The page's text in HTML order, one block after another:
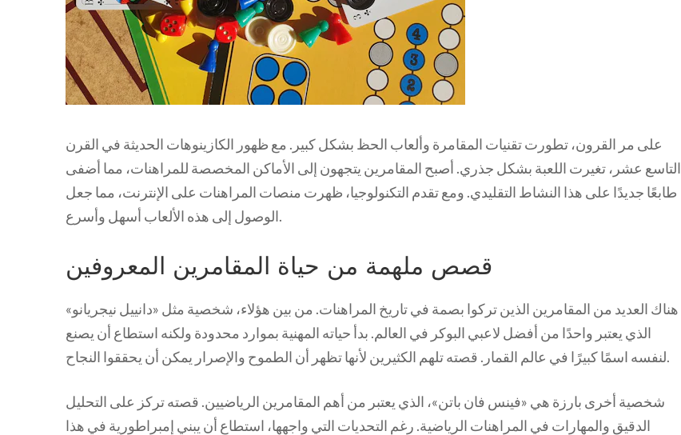
على مر القرون، تطورت تقنيات المقامرة وألعاب الحظ بشكل كبير. مع ظهور الكازينوهات الحديثة في القرن
التاسع عشر، تغيرت اللعبة بشكل جذري. أصبح المقامرين يتجهون إلى الأماكن المخصصة للمراهنات، مما أضفى
طابعًا جديدًا على هذا النشاط التقليدي. ومع تقدم التكنولوجيا، ظهرت منصات المراهنات على الإنترنت، مما جعل
الوصول إلى هذه الألعاب أسهل وأسرع.
قصص ملهمة من حياة المقامرين المعروفين
هناك العديد من المقامرين الذين تركوا بصمة في تاريخ المراهنات. من بين هؤلاء، شخصية مثل «دانييل نيجريانو»
الذي يعتبر واحدًا من أفضل لاعبي البوكر في العالم. بدأ حياته المهنية بموارد محدودة ولكنه استطاع أن يصنع
لنفسه اسمًا كبيرًا في عالم القمار. قصته تلهم الكثيرين لأنها تظهر أن الطموح والإصرار يمكن أن يحققوا النجاح.
شخصية أخرى بارزة هي «فينس فان باتن»، الذي يعتبر من أهم المقامرين الرياضيين. قصته تركز على التحليل
الدقيق والمهارات في المراهنات الرياضية. رغم التحديات التي واجهها، استطاع أن يبني إمبراطورية في هذا